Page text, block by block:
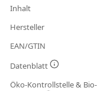
Inhalt
Hersteller
EAN/GTIN
Datenblatt
Öko-Kontrollstelle & Bio-